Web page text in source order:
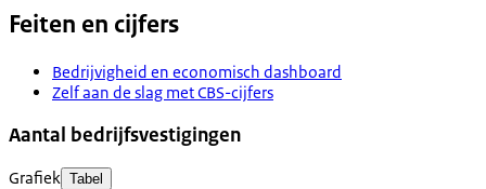
Feiten en cijfers
Bedrijvigheid en economisch dashboard
Zelf aan de slag met CBS-cijfers
Aantal bedrijfsvestigingen
Grafiek Tabel